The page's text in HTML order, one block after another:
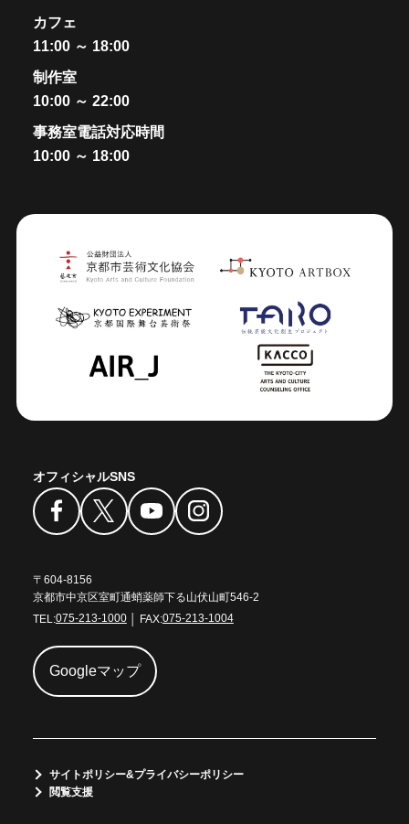
カフェ
11:00 ～ 18:00
制作室
10:00 ～ 22:00
事務室電話対応時間
10:00 ～ 18:00
オフィシャルSNS
〒604-8156
京都市中京区室町通蛸薬師下る山伏山町546-2
TEL:075-213-1000│ FAX:075-213-1004
Googleマップ
サイトポリシー&プライバシーポリシー
閲覧支援